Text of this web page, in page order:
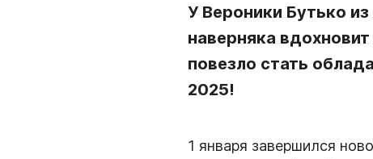
У Вероники Бутько
наверняка
повезло стать
2025!
1 января завершился